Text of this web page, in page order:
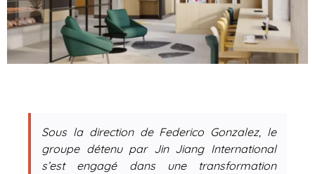
Sous la direction de Federico Gonzalez, le
groupe détenu par Jin Jiang International
s’est engagé dans une transformation